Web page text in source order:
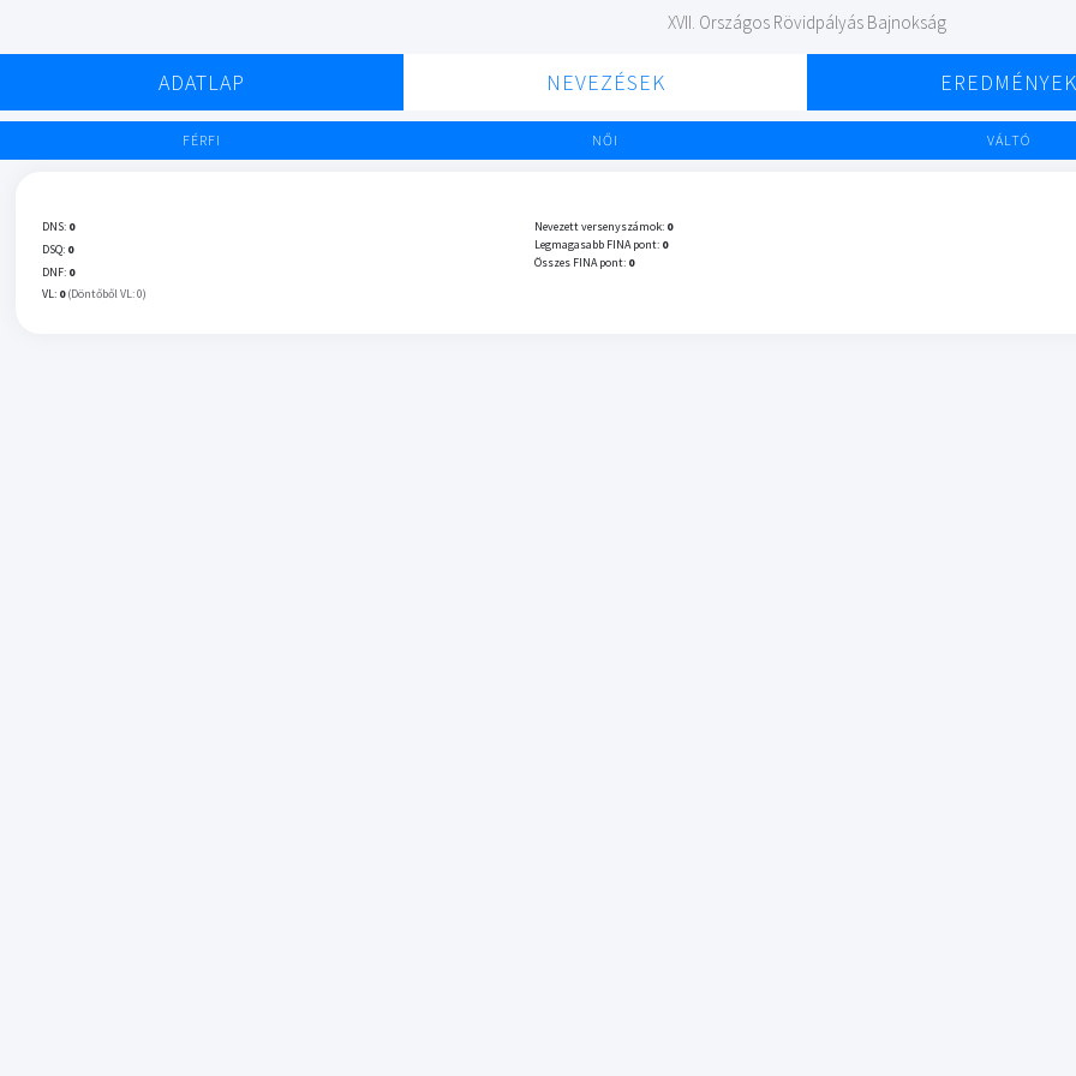
XVII. Országos Rövidpályás Bajnokság
ADATLAP NEVEZÉSEK EREDMÉNYEK
FÉRFI NŐI VÁLTÓ
DNS: 0
DSQ: 0
DNF: 0
VL: 0 (Döntőből VL: 0)
Nevezett versenyszámok: 0
Legmagasabb FINA pont: 0
Összes FINA pont: 0